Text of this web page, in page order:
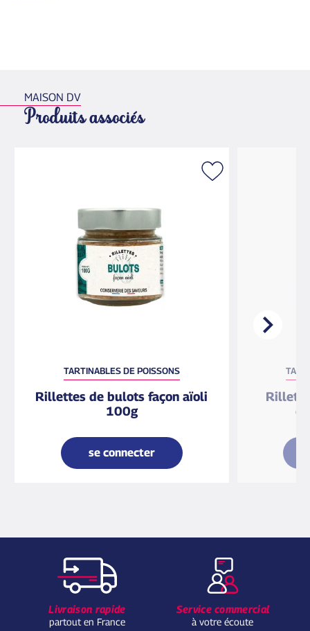
MAISON DV
Produits associés
TARTINABLES DE POISSONS
Rillettes de bulots façon aïoli
100g
se connecter
Livraison rapide
partout en France
Service commercial
à votre écoute